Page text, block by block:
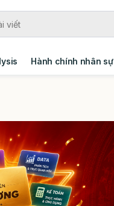
Hành chính nhân sự